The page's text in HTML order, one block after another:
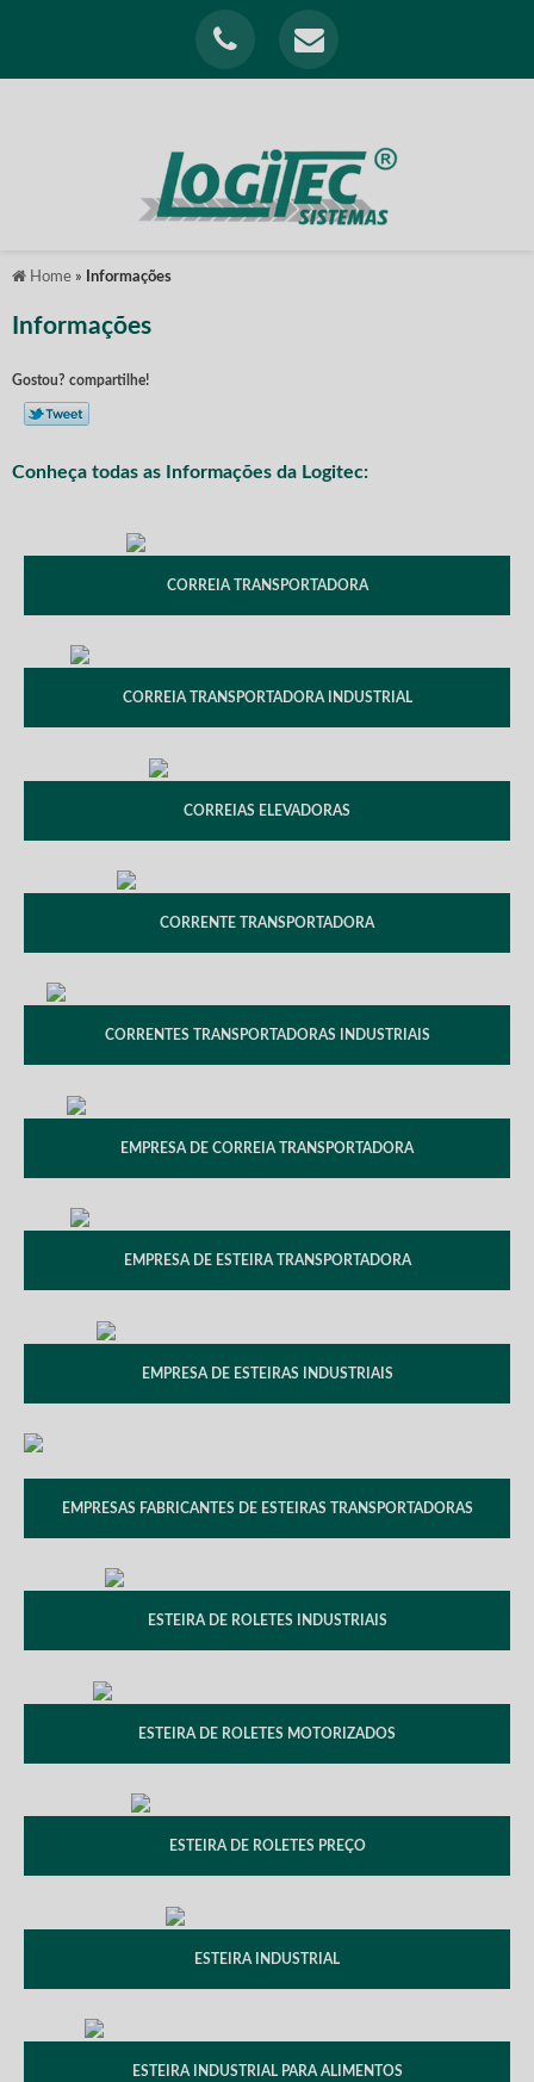
Home » Informações
Informações
Gostou? compartilhe!
Conheça todas as Informações da Logitec:
CORREIA TRANSPORTADORA
CORREIA TRANSPORTADORA INDUSTRIAL
CORREIAS ELEVADORAS
CORRENTE TRANSPORTADORA
CORRENTES TRANSPORTADORAS INDUSTRIAIS
EMPRESA DE CORREIA TRANSPORTADORA
EMPRESA DE ESTEIRA TRANSPORTADORA
EMPRESA DE ESTEIRAS INDUSTRIAIS
EMPRESAS FABRICANTES DE ESTEIRAS TRANSPORTADORAS
ESTEIRA DE ROLETES INDUSTRIAIS
ESTEIRA DE ROLETES MOTORIZADOS
ESTEIRA DE ROLETES PREÇO
ESTEIRA INDUSTRIAL
ESTEIRA INDUSTRIAL PARA ALIMENTOS